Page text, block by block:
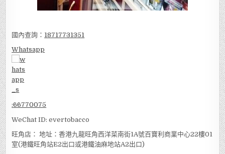
國內查詢： 18717731351
Whatsapp
:66770075
WeChat ID: evertobacco
旺角店： 地址：香港九龍旺角西洋菜南街1A號百寶利商業中心22樓01
室(港鐵旺角站E2出口或港鐵油麻地站A2出口)